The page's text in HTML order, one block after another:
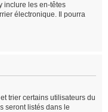
inclure les en-têtes
électronique. Il pourra
trier certains utilisateurs du
seront listés dans le